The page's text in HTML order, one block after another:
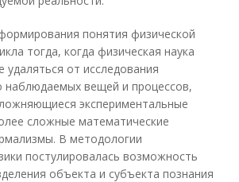
понятия физической
тогда, когда физическая наука
удаляться от исследования
наблюдаемых вещей и процессов,
экспериментальные
сложные математические
В методологии
постулировалась возможность
объекта и субъекта познания